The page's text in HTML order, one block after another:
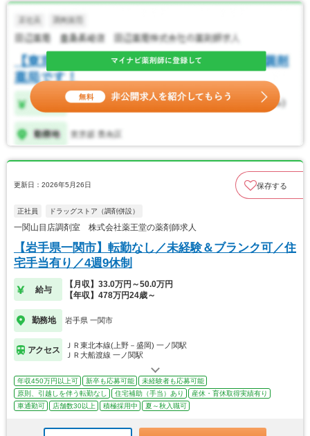
更新日：2026年5月26日 保存する
正社員 ドラッグストア（調剤併設）
一関山目店調剤室 株式会社薬王堂の薬剤師求人
【岩手県一関市】転勤なし／未経験＆ブランク可／住
宅手当有り／4週9休制
給与
【月収】33.0万円～50.0万円
【年収】478万円24歳～
勤務地 岩手県 一関市
アクセス
ＪＲ東北本線(上野－盛岡) 一ノ関駅
ＪＲ大船渡線 一ノ関駅
年収450万円以上可 新卒も応募可能
未経験者も応募可能
原則、引越しを伴う転勤なし
住宅補助（手当）あり
産休・育休取得実績有り
車通勤可
店舗数30以上 積極採用中 夏～秋入職可